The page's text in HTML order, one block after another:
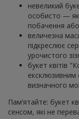
невеликий
особисто —
побачення
величезна
підкреслює
урочистого
букет квітів
ексклюзивним
визначного
Пам’ятайте: букет
сенсом, які не